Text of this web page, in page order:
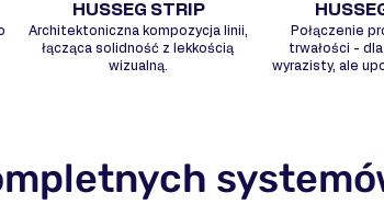
HUSSEG STRIP
Architektoniczna kompozycja linii,
łącząca solidność z lekkością
wizualną.
Połączenie
trwałości -
wyrazisty, ale